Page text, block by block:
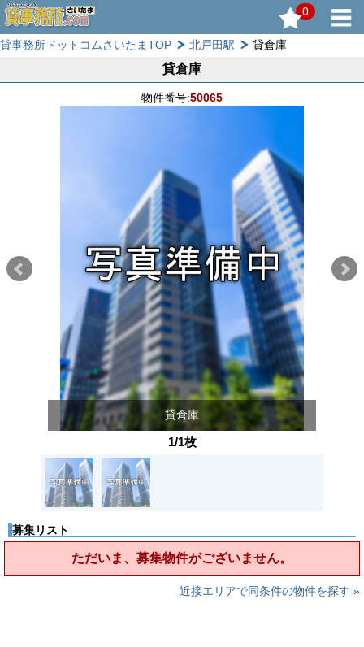
0
貸事務所ドットコムさいたまTOP 北戸田駅 貸倉庫
貸倉庫
物件番号:50065
貸倉庫
1/1枚
募集リスト
ただいま、募集物件がございません。
近接エリアで同条件の物件を探す »